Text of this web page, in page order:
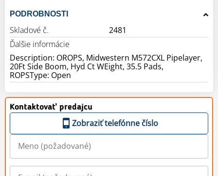
PODROBNOSTI
Skladové č.
2481
Ďalšie informácie
Description: OROPS, Midwestern M572CXL Pipelayer,
20Ft Side Boom, Hyd Ct WEight, 35.5 Pads,
ROPSType: Open
Kontaktovať predajcu
Zobraziť telefónne číslo